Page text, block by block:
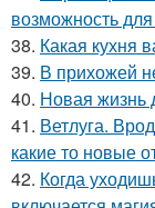
возможность
38. Какая кухня
39. В прихожей
40. Новая жизнь
41. Ветлуга.
какие то новые
42. Когда